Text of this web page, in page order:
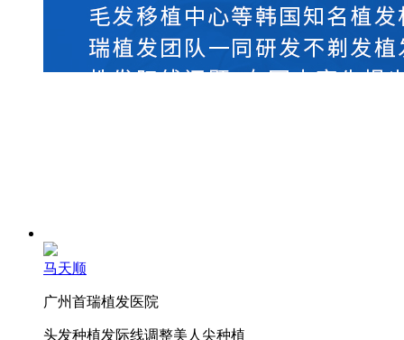
马天顺
广州首瑞植发医院
头发种植发际线调整美人尖种植